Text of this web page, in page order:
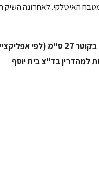
האיטלקי. לאחרונה השיק
למהדרין בד"צ בית יוסף